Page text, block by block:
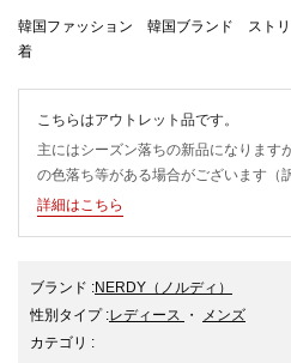
韓国ファッション 韓国ブランド スト
着
こちらはアウトレット品です。
主にはシーズン落ちの新品になります
の色落ち等がある場合がございます（
詳細はこちら
ブランド :NERDY （ノルディ）
性別タイプ:レディース ・
メンズ
カテゴリ :